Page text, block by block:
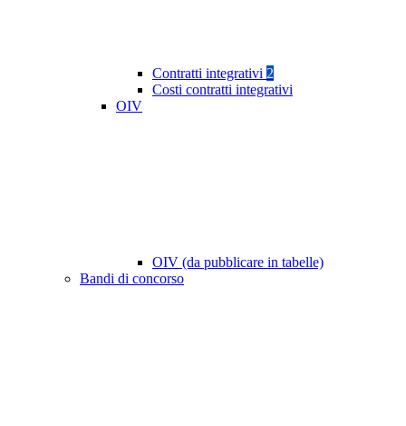
Contratti integrativi 2
Costi contratti integrativi
OIV
OIV (da pubblicare in tabelle)
Bandi di concorso